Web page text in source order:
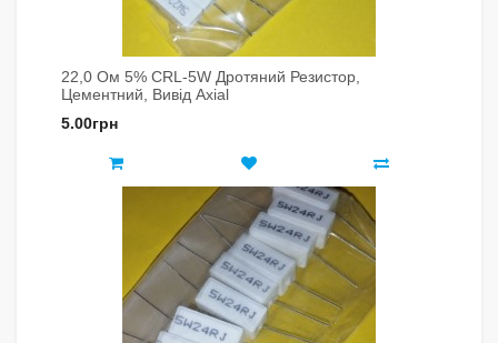
22,0 Ом 5% CRL-5W Дротяний Резистор,
Цементний, Вивід Axial
5.00грн